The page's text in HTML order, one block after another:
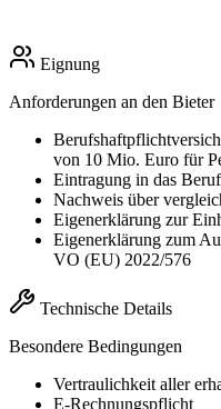
Eignung
Anforderungen an den Bieter
von 10 Mio. Euro für
Eintragung in das
Nachweis über
Eigenerklärung zur
Eigenerklärung zum
VO (EU) 2022/576
Technische Details
Besondere Bedingungen
Vertraulichkeit aller
E-Rechnungspflicht